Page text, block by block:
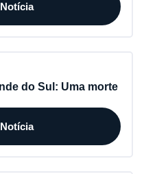
do Sul: Uma morte